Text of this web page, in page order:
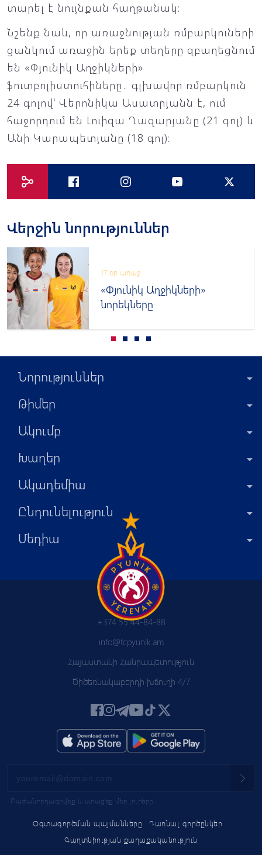
տարել է նույնքան հաղթանակ։
Նշենք նաև, որ առաջնության ռմբարկուների
ցանկում առաջին երեք տեղերը զբաղեցնում
են «Փյունիկ Աղջիկների»
ֆուտբոլիստուհիները․ գլխավոր ռմբարկուն
24 գոլով՝ Վերոնիկա Ասատրյանն է, ում
հաջորդում են Լուիզա Ղազարյանը (21 գոլ) և
Անի Կարապետյանը (18 գոլ)։
Վերջին նորություններ
17 օր առաջ
«Փյունիկ Աղջիկների»
նորեկները
Նորություններ
Թիմեր
Ակումբ
Խաղեր
Ակադեմիա
Ընդունելություն
Մեդիա
Օգտագործման պայմանները
Դառնալ գործընկեր
Գաղտնիության քաղաքականություն
+374 55 44-84-88
info@fcpyunik.am
Հայաստանի Հանրապետություն
Ծիծեռնակաբերդի խճուղի 4/7
Բաժանորդագրվեք և ստացեք մեր լուրերը